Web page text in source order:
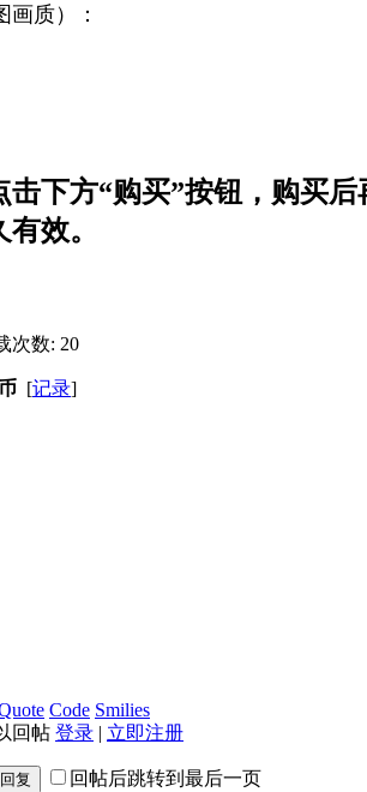
质）：
击下方“购买”按钮，购买
效。
次数: 20
[记录]
Code Smilies
回帖 登录 | 立即注册
复 回帖后跳转到最后一页